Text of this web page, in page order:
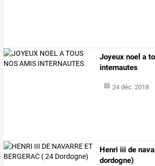
Joyeux noel a
internautes
24 déc. 2018
Henri iii de
dordogne)